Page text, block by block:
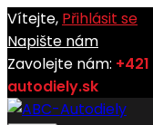
Vítejte, Přihlásit se
Napište nám
Zavolejte nám:
autodiely.sk